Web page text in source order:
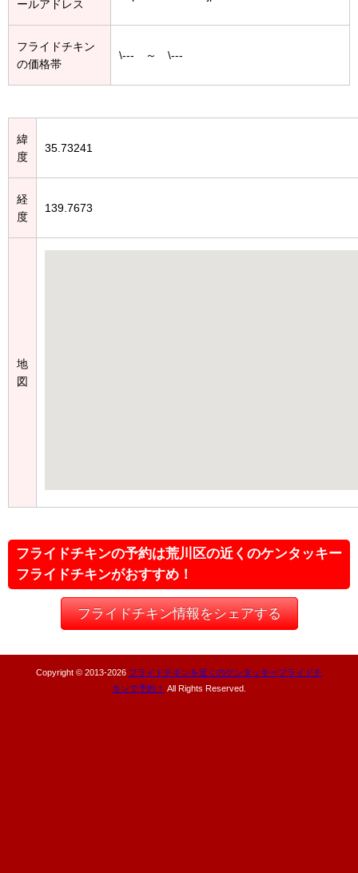
ールアドレス
フライドチキン
の価格帯
\--- ～ \---
緯
度
35.73241
経
度
139.7673
地
図
フライドチキンの予約は荒川区の近くのケンタッキー
フライドチキンがおすすめ！
フライドチキン情報をシェアする
Copyright © 2013-2026 フライドチキンを近くのケンタッキーフライドチ
キンで予約！
All Rights Reserved.